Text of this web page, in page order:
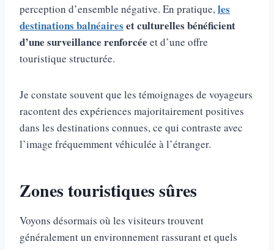
perception d’ensemble négative. En pratique, les
destinations balnéaires et culturelles bénéficient
d’une surveillance renforcée et d’une offre
touristique structurée.
Je constate souvent que les témoignages de voyageurs
racontent des expériences majoritairement positives
dans les destinations connues, ce qui contraste avec
l’image fréquemment véhiculée à l’étranger.
Zones touristiques sûres
Voyons désormais où les visiteurs trouvent
généralement un environnement rassurant et quels